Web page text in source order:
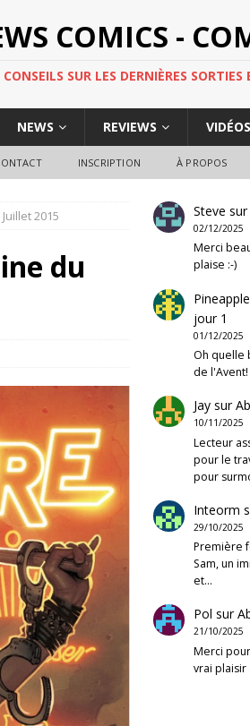
COMICS -
SUR LES DERNIÈRES
NEWS REVIEWS VIDÉOS
INSCRIPTION À PROPOS
2015
du
Steve
02/12/2025
Merci
plaise :-)
jour 1
01/12/2025
Oh quelle
de l'Avent!
Jay sur
10/11/2025
Lecteur
pour le
pour
Inteorm
29/10/2025
Première
Sam, un
et…
Pol sur
21/10/2025
Merci
vrai